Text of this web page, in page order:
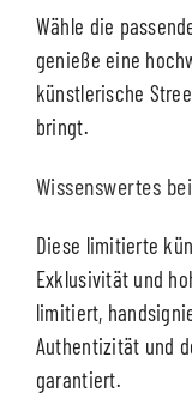
Wähle die
genieße eine
künstlerische
bringt.
Wissenswertes
Diese limitierte
Exklusivität und
limitiert,
Authentizität und
garantiert.